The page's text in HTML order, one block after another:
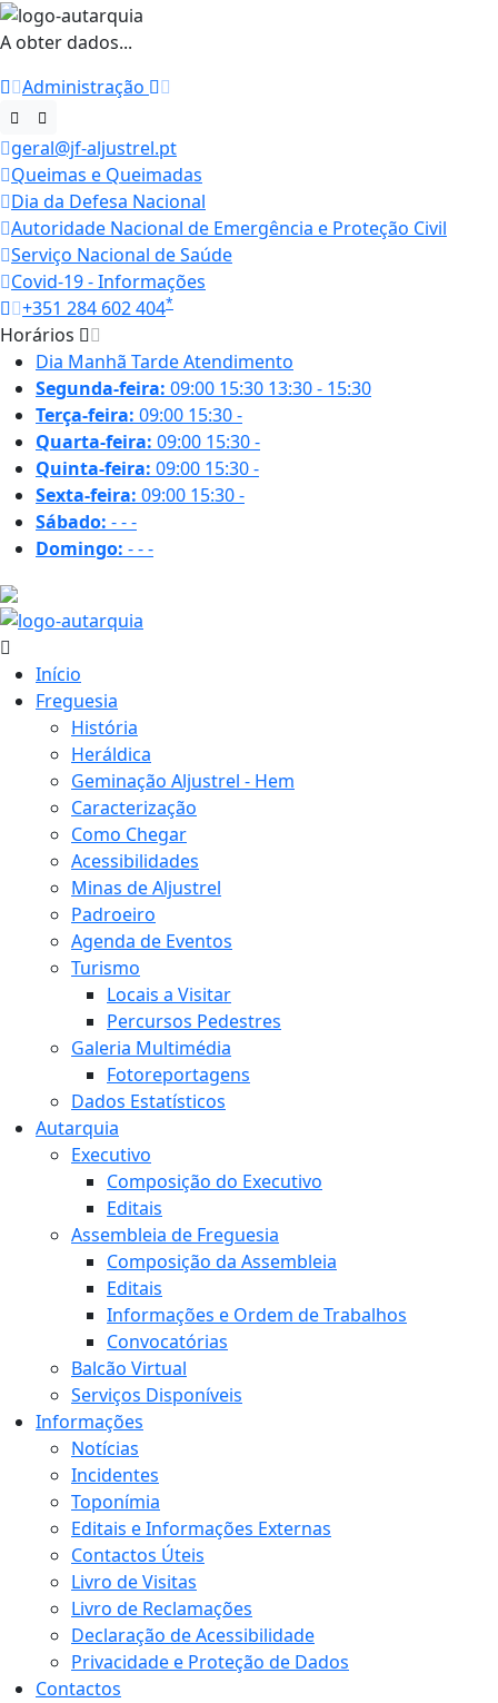
A obter dados...
Administração
geral@jf-aljustrel.pt
Queimas e Queimadas
Dia da Defesa Nacional
Autoridade Nacional de Emergência e Proteção Civil
Serviço Nacional de Saúde
Covid-19 - Informações
+351 284 602 404*
Horários
Dia Manhã TardeAtendimento
Segunda-feira: 09:00 15:30 13:30 - 15:30
Terça-feira: 09:00 15:30-
Quarta-feira: 09:00 15:30-
Quinta-feira: 09:00 15:30-
Sexta-feira: 09:00 15:30-
Sábado: ---
Domingo: ---
Início
Freguesia
História
Heráldica
Geminação Aljustrel - Hem
Caracterização
Como Chegar
Acessibilidades
Minas de Aljustrel
Padroeiro
Agenda de Eventos
Turismo
Locais a Visitar
Percursos Pedestres
Galeria Multimédia
Fotoreportagens
Dados Estatísticos
Autarquia
Executivo
Composição do Executivo
Editais
Assembleia de Freguesia
Composição da Assembleia
Editais
Informações e Ordem de Trabalhos
Convocatórias
Balcão Virtual
Serviços Disponíveis
Informações
Notícias
Incidentes
Toponímia
Editais e Informações Externas
Contactos Úteis
Livro de Visitas
Livro de Reclamações
Declaração de Acessibilidade
Privacidade e Proteção de Dados
Contactos